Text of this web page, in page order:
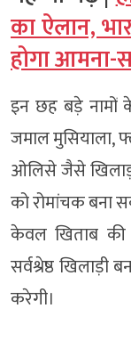
का ऐलान,
होगा आमना-
इन छह बड़े नामों
जमाल मुसियाला,
ओलिसे जैसे
को रोमांचक बना
केवल खिताब की
सर्वश्रेष्ठ खिलाड़ी
करेगी।